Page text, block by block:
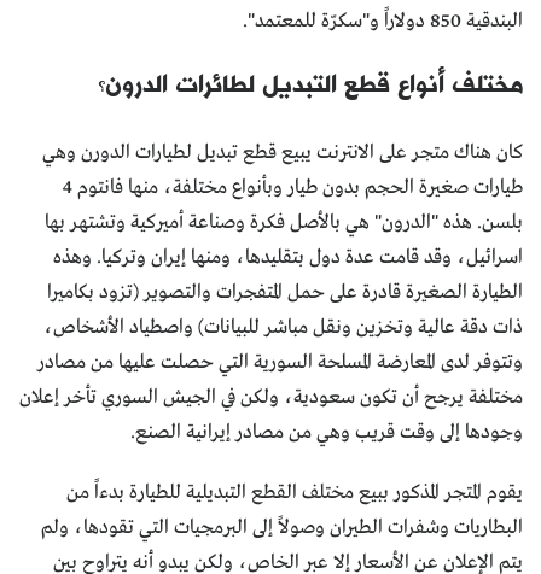
البندقية 850 دولاراً و"سكرّة للمعتمد".
مختلف أنواع قطع التبديل لطائرات الدرون؟
كان هناك متجر على الانترنت يبيع قطع تبديل لطيارات الدورن وهي
طيارات صغيرة الحجم بدون طيار وبأنواع مختلفة، منها فانتوم 4
بلسن. هذه "الدرون" هي بالأصل فكرة وصناعة أميركية وتشتهر بها
اسرائيل، وقد قامت عدة دول بتقليدها، ومنها إيران وتركيا. وهذه
الطيارة الصغيرة قادرة على حمل المتفجرات والتصوير (تزود بكاميرا
ذات دقة عالية وتخزين ونقل مباشر للبيانات) واصطياد الأشخاص،
وتتوفر لدى المعارضة المسلحة السورية التي حصلت عليها من مصادر
مختلفة يرجح أن تكون سعودية، ولكن في الجيش السوري تأخر إعلان
وجودها إلى وقت قريب وهي من مصادر إيرانية الصنع.
يقوم المتجر المذكور ببيع مختلف القطع التبديلية للطيارة بدءاً من
البطاريات وشفرات الطيران وصولاً إلى البرمجيات التي تقودها، ولم
يتم الإعلان عن الأسعار إلا عبر الخاص، ولكن يبدو أنه يتراوح بين